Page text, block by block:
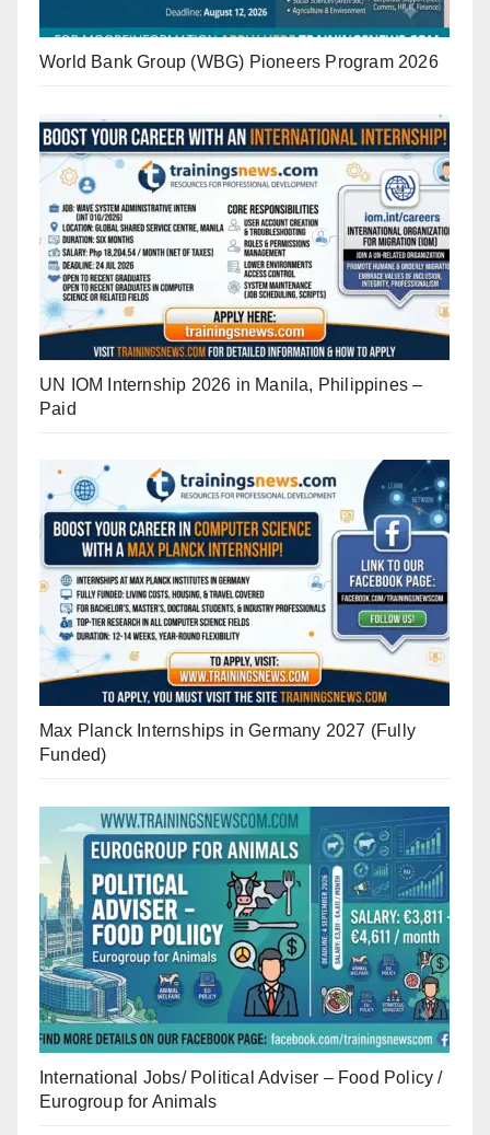
World Bank Group (WBG) Pioneers Program 2026
UN IOM Internship 2026 in Manila, Philippines –
Paid
Max Planck Internships in Germany 2027 (Fully
Funded)
International Jobs/ Political Adviser – Food Policy /
Eurogroup for Animals